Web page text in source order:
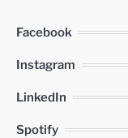
Facebook
Instagram
LinkedIn
Spotify